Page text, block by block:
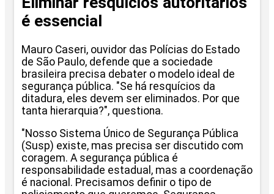
é essencial
Mauro Caseri, ouvidor das Polícias do Estado
de São Paulo, defende que a sociedade
brasileira precisa debater o modelo ideal de
segurança pública. "Se há resquícios da
ditadura, eles devem ser eliminados. Por que
tanta hierarquia?", questiona.
"Nosso Sistema Único de Segurança Pública
(Susp) existe, mas precisa ser discutido com
coragem. A segurança pública é
responsabilidade estadual, mas a coordenação
é nacional. Precisamos definir o tipo de